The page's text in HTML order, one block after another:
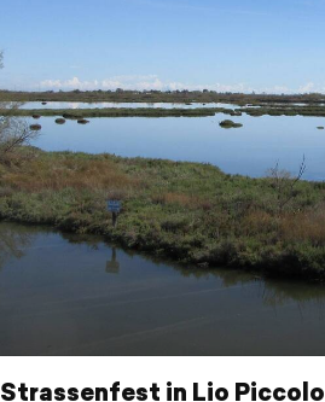
Strassenfest in Lio Piccolo